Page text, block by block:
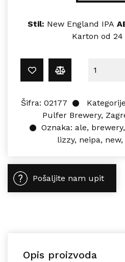
Stil: New England IPA
Karton od
Pulfer
Šifra: 02177
Pulfer Brewery,
Oznaka: ale, brewery,
lizzy, neipa, new,
Pošaljite nam upit
Opis proizvoda